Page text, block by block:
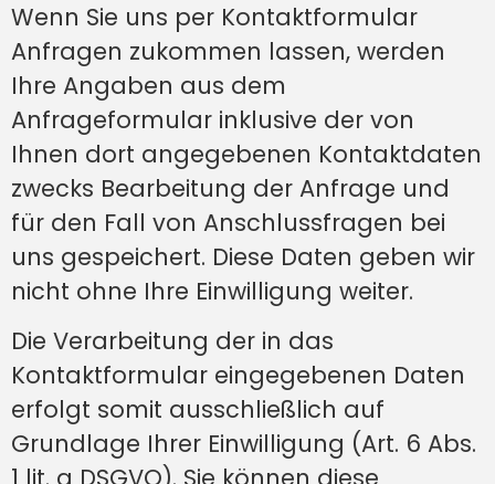
Wenn Sie uns per Kontaktformular
Anfragen zukommen lassen, werden
Ihre Angaben aus dem
Anfrageformular inklusive der von
Ihnen dort angegebenen Kontaktdaten
zwecks Bearbeitung der Anfrage und
für den Fall von Anschlussfragen bei
uns gespeichert. Diese Daten geben wir
nicht ohne Ihre Einwilligung weiter.
Die Verarbeitung der in das
Kontaktformular eingegebenen Daten
erfolgt somit ausschließlich auf
Grundlage Ihrer Einwilligung (Art. 6 Abs.